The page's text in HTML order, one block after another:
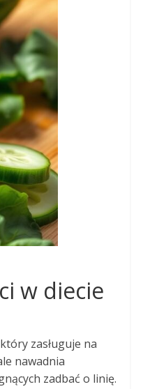
w diecie
zasługuje na
nawadnia
zadbać o linię.